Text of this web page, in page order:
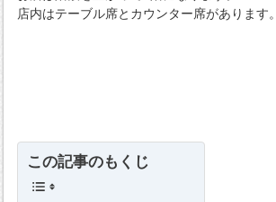
店内はテーブル席とカウンター席があります。
この記事のもくじ